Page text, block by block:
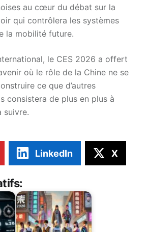
au cœur du débat sur la
qui contrôlera les systèmes
la mobilité future.
le CES 2026 a offert
où le rôle de la Chine ne se
ce que d’autres
consistera de plus en plus à
suivre.
LinkedIn X